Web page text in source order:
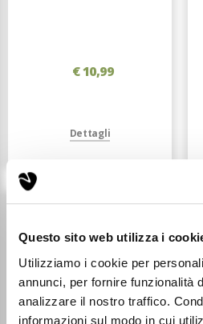
Questo sito web utilizza i
Utilizziamo i cookie per
annunci, per fornire funzionalità
analizzare il nostro traffico.
informazioni sul modo in cui
€ 10,99
Dettagli